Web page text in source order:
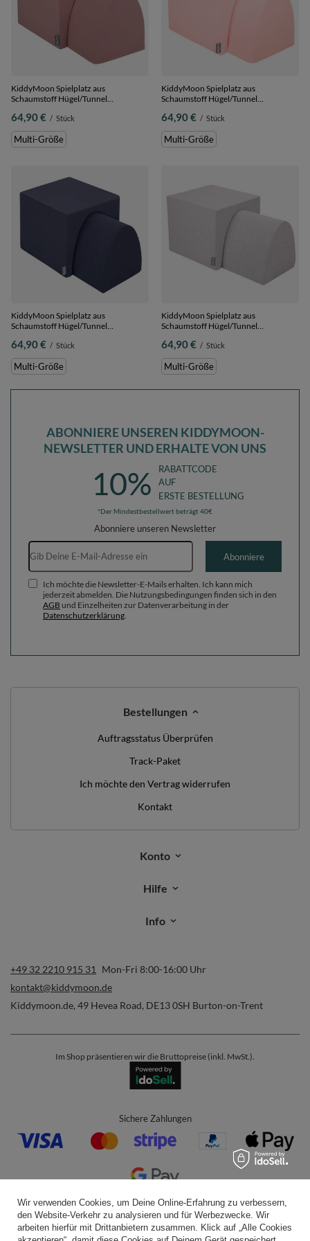
KiddyMoon Spielplatz aus
Schaumstoff Hügel/Tunnel
Größe
64,90 € / Stück
Multi-Größe
KiddyMoon Spielplatz aus
Schaumstoff Hügel/Tunnel
64,90 € / Stück
Multi-Größe
KiddyMoon Spielplatz aus
Schaumstoff Hügel/Tunnel
Größe
64,90 € / Stück
Multi-Größe
KiddyMoon Spielplatz aus
Schaumstoff Hügel/Tunnel
Größe
64,90 € / Stück
Multi-Größe
ABONNIERE UNSEREN KIDDYMOON-
NEWSLETTER UND ERHALTE VON UNS
10%
RABATTCODE
AUF
ERSTE BESTELLUNG
*Der Mindestbestellwert beträgt 40€
Abonniere unseren Newsletter
E-Mail-Adresse
Abonniere
Ich möchte die Newsletter-E-Mails erhalten. Ich kann mich
jederzeit abmelden. Die Nutzungsbedingungen finden sich in den
AGB und Einzelheiten zur Datenverarbeitung in der
Datenschutzerklärung
Bestellungen
Auftragsstatus Überprüfen
Track-Paket
Ich möchte den Vertrag widerrufen
Kontakt
Konto
Hilfe
Info
+49 32 2210 915 31
Mon-Fri 8:00-16:00 Uhr
kontakt@kiddymoon.de
Kiddymoon.de, 49 Hevea Road, DE13 0SH Burton-on-Trent
Im Shop präsentieren wir die Bruttopreise (inkl. MwSt.).
Sichere Zahlungen
Bequeme Lieferung
Wir verwenden Cookies, um Deine Online-Erfahrung zu verbessern,
den Website-Verkehr zu analysieren und für Werbezwecke. Wir
arbeiten hierfür mit Drittanbietern zusammen. Klick auf „Alle Cookies